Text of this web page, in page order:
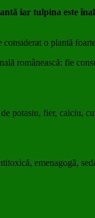
iar tulpina este
o plantă
românească: fie
potasiu, fier, calciu,
emenagogă,